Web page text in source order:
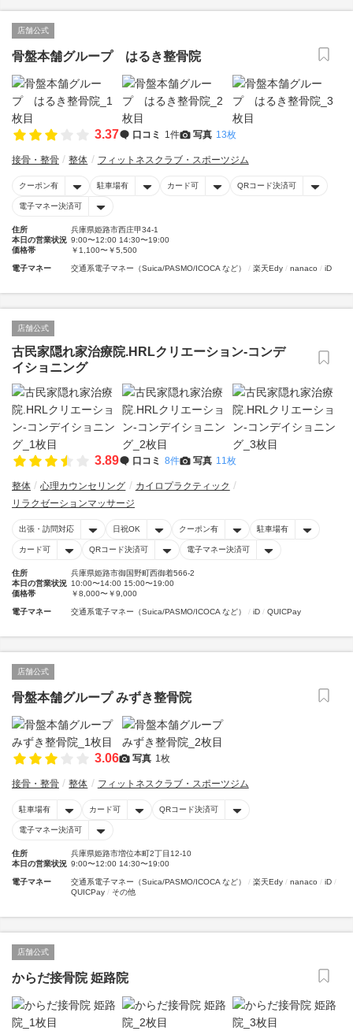
店舗公式
骨盤本舗グループ はるき整骨院
3.37 口コミ 1件 写真 13枚
接骨・整骨 整体 フィットネスクラブ・スポーツジム
クーポン有 駐車場有 カード可 QRコード決済可
電子マネー決済可
住所
兵庫県姫路市西庄甲34-1
本日の営業状況 9:00〜12:00 14:30〜19:00
価格帯
￥1,100〜￥5,500
電子マネー 交通系電子マネー（Suica/PASMO/ICOCA など） 楽天Edy nanaco iD
店舗公式
古民家隠れ家治療院.HRLクリエーション-コンデ
イショニング
3.89 口コミ 8件 写真 11枚
整体 心理カウンセリング
カイロプラクティック
リラクゼーションマッサージ
出張・訪問対応 日祝OK クーポン有 駐車場有
カード可 QRコード決済可 電子マネー決済可
住所
兵庫県姫路市御国野町西御着566-2
本日の営業状況 10:00〜14:00 15:00〜19:00
価格帯
￥8,000〜￥9,000
電子マネー 交通系電子マネー（Suica/PASMO/ICOCA など） iD QUICPay
店舗公式
骨盤本舗グループ みずき整骨院
3.06 写真 1枚
接骨・整骨 整体 フィットネスクラブ・スポーツジム
駐車場有 カード可 QRコード決済可
電子マネー決済可
住所
兵庫県姫路市増位本町2丁目12-10
本日の営業状況 9:00〜12:00 14:30〜19:00
電子マネー 交通系電子マネー（Suica/PASMO/ICOCA など） 楽天Edy nanaco
iD
QUICPay
その他
店舗公式
からだ接骨院 姫路院